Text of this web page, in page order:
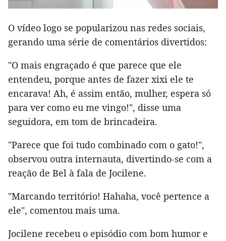
O vídeo logo se popularizou nas redes sociais,
gerando uma série de comentários divertidos:
"O mais engraçado é que parece que ele
entendeu, porque antes de fazer xixi ele te
encarava! Ah, é assim então, mulher, espera só
para ver como eu me vingo!", disse uma
seguidora, em tom de brincadeira.
"Parece que foi tudo combinado com o gato!",
observou outra internauta, divertindo-se com a
reação de Bel à fala de Jocilene.
"Marcando território! Hahaha, você pertence a
ele", comentou mais uma.
Jocilene recebeu o episódio com bom humor e